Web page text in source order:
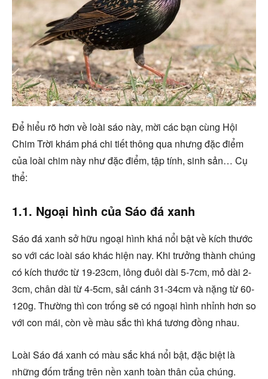
Để hiểu rõ hơn về loài sáo này, mời các bạn cùng Hội
Chim Trời khám phá chi tiết thông qua nhưng đặc điểm
của loài chim này như đặc điểm, tập tính, sinh sản… Cụ
thể:
1.1. Ngoại hình của Sáo đá xanh
Sáo đá xanh sở hữu ngoại hình khá nổi bật về kích thước
so với các loài sáo khác hiện nay. Khi trưởng thành chúng
có kích thước từ 19-23cm, lông đuôi dài 5-7cm, mỏ dài 2-
3cm, chân dài từ 4-5cm, sải cánh 31-34cm và nặng từ 60-
120g. Thường thì con trống sẽ có ngoại hình nhỉnh hơn so
với con mái, còn về màu sắc thì khá tương đồng nhau.
Loài Sáo đá xanh có màu sắc khá nổi bật, đặc biệt là
những đốm trắng trên nền xanh toàn thân của chúng.